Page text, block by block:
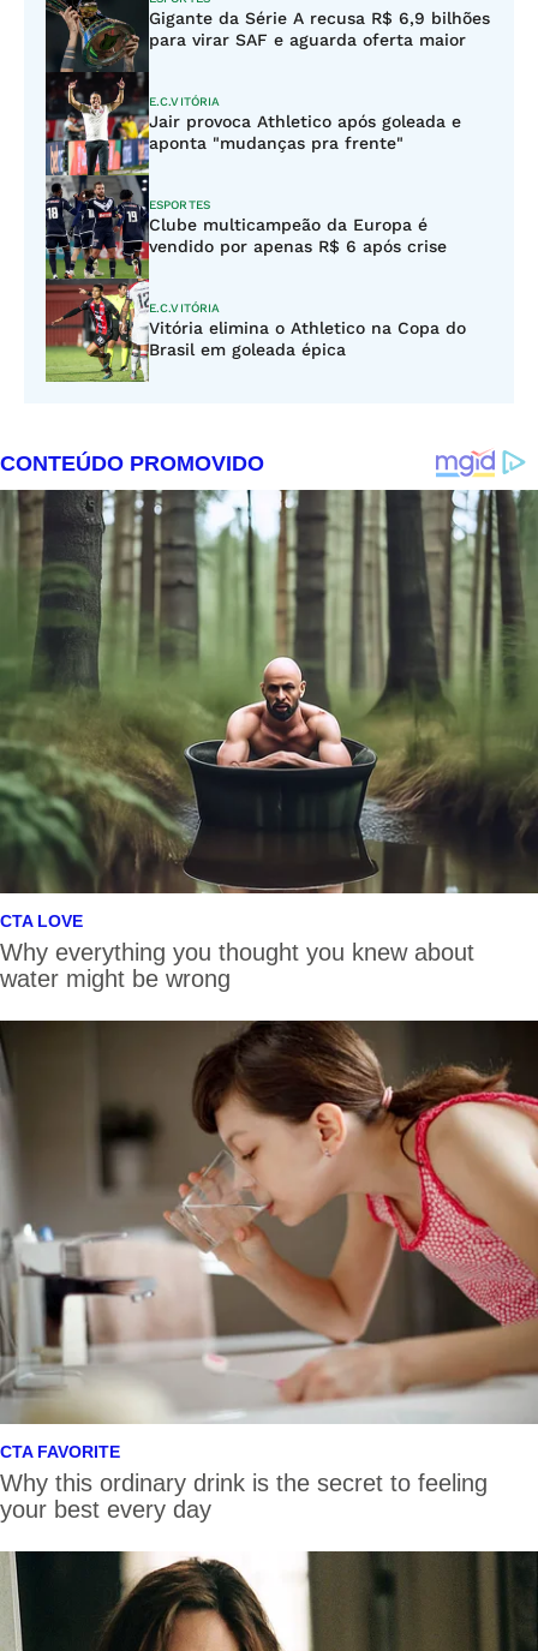
Gigante da Série A recusa R$ 6,9 bilhões
para virar SAF e aguarda oferta maior
E.C.VITÓRIA
Jair provoca Athletico após goleada e
aponta "mudanças pra frente"
ESPORTES
Clube multicampeão da Europa é
vendido por apenas R$ 6 após crise
E.C.VITÓRIA
Vitória elimina o Athletico na Copa do
Brasil em goleada épica